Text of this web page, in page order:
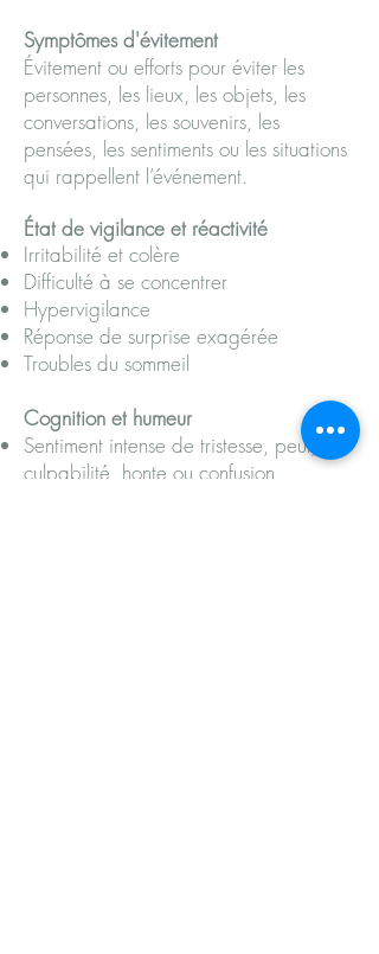
Symptômes d'évitement
Évitement ou efforts pour éviter les
personnes, les lieux, les objets, les
conversations, les souvenirs, les
pensées, les sentiments ou les situations
qui rappellent l’événement.
État de vigilance et réactivité
Irritabilité et colère
Difficulté à se concentrer
Hypervigilance
Réponse de surprise exagérée
Troubles du sommeil
Cognition et humeur
Sentiment intense de tristesse, peur,
culpabilité, honte ou confusion